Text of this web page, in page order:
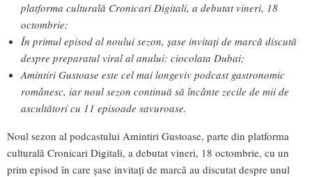
platforma culturală Cronicari Digitali, a debutat vineri, 18
octombrie;
În primul episod al noului sezon, șase invitați de marcă discută
despre preparatul viral al anului: ciocolata Dubai;
Amintiri Gustoase este cel mai longeviv podcast gastronomic
românesc, iar noul sezon continuă să încânte zecile de mii de
ascultători cu 11 episoade savuroase.
Noul sezon al podcastului Amintiri Gustoase, parte din platforma
culturală Cronicari Digitali, a debutat vineri, 18 octombrie, cu un
prim episod în care șase invitați de marcă au discutat despre unul